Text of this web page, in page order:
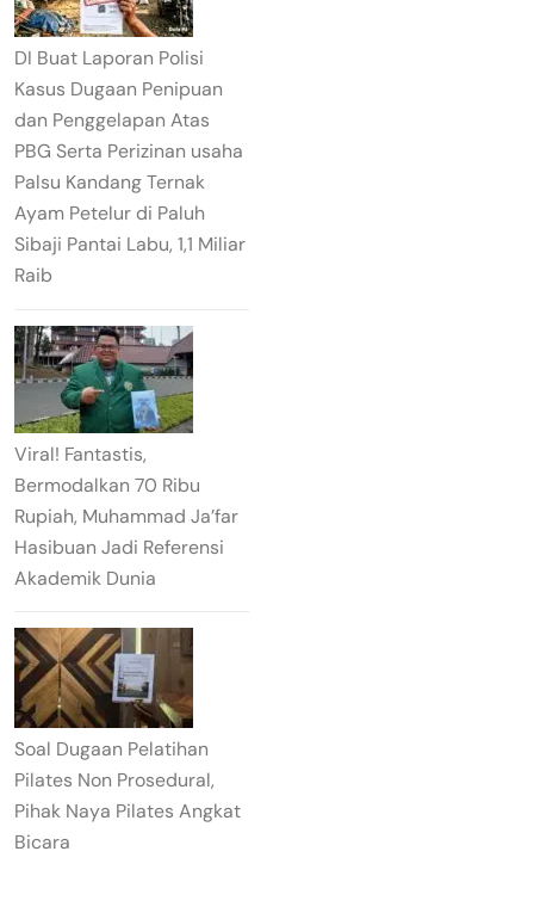
DI Buat Laporan Polisi
Kasus Dugaan Penipuan
dan Penggelapan Atas
PBG Serta Perizinan usaha
Palsu Kandang Ternak
Ayam Petelur di Paluh
Sibaji Pantai Labu, 1,1 Miliar
Raib
Viral! Fantastis,
Bermodalkan 70 Ribu
Rupiah, Muhammad Ja’far
Hasibuan Jadi Referensi
Akademik Dunia
Soal Dugaan Pelatihan
Pilates Non Prosedural,
Pihak Naya Pilates Angkat
Bicara